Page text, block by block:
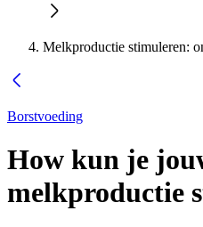
Melkproductie stimuleren:
Borstvoeding
How kun je
melkproductie